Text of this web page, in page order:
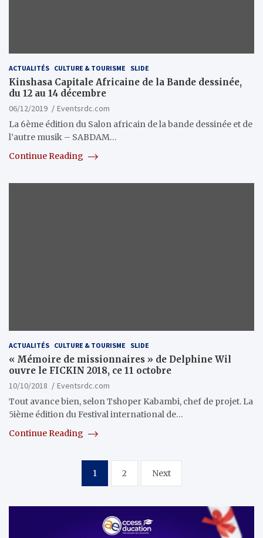
ACTUALITÉS CULTURE & TOURISME SLIDE
Kinshasa Capitale Africaine de la Bande dessinée,
du 12 au 14 décembre
06/12/2019
Eventsrdc.com
La 6ème édition du Salon africain de la bande dessinée et de
l’autre musik – SABDAM…
Continue Reading
ACTUALITÉS CULTURE & TOURISME SLIDE
« Mémoire de missionnaires » de Delphine Wil
ouvre le FICKIN 2018, ce 11 octobre
10/10/2018
Eventsrdc.com
Tout avance bien, selon Tshoper Kabambi, chef de projet. La
5ième édition du Festival international de…
Continue Reading
publications
1 2 Next